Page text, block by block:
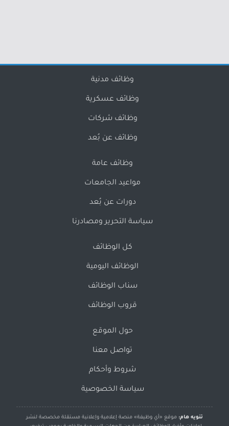
وظائف مدنية
وظائف عسكرية
وظائف شركات
وظائف عن بُعد
وظائف عامة
مواعيد الجامعات
دورات عن بُعد
سياسة التحرير ومصادرنا
كل الوظائف
الوظائف اليومية
سناب الوظائف
قروب الوظائف
حول الموقع
تواصل معنا
شروط وأحكام
سياسة الخصوصية
تنويه هام: موقع «أي وظيفة» منصة إعلامية وإعلانية مستقلة مخصصة لنشر